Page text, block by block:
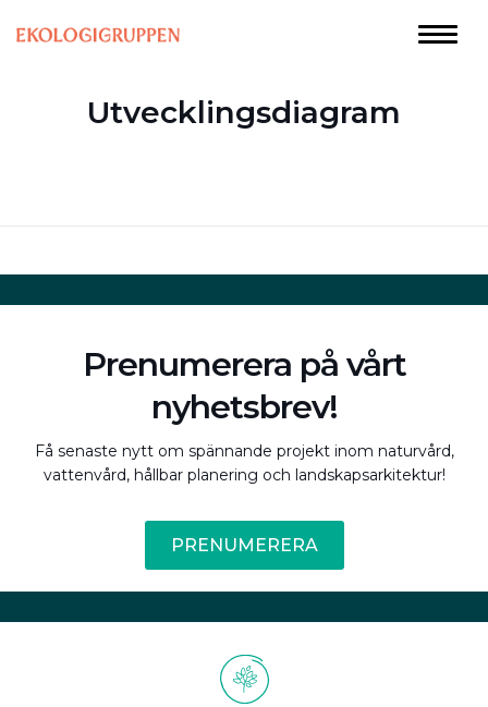
Utvecklingsdiagram
Prenumerera på vårt
nyhetsbrev!
Få senaste nytt om spännande projekt inom naturvård,
vattenvård, hållbar planering och landskapsarkitektur!
PRENUMERERA